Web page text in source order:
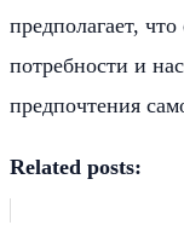
предполагает,
потребности и
предпочтения
Related posts: